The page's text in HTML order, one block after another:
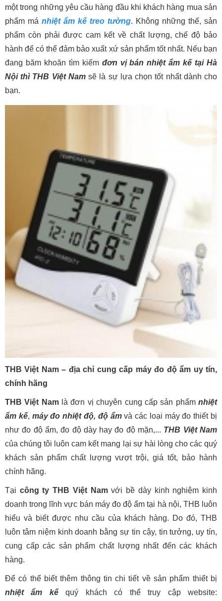
một trong những yêu cầu hàng đầu khi khách hàng mua sản
phẩm má nhiệt ẩm kế treo tường. Không những thế, sản
phẩm còn phải được cam kết về chất lượng, chế độ bảo
hành để có thể đảm bảo xuất xứ sản phẩm tốt nhất. Nếu bạn
đang băm khoăn tìm kiếm đơn vị bán nhiệt ẩm kế tại Hà
Nội thì THB Việt Namsẽ là sự lựa chọn tốt nhất dành cho
bạn.
THB Việt Nam – địa chỉ cung cấp máy đo độ ẩm uy tín,
chính hãng
THB Việt Namlà đơn vị chuyên cung cấp sản phẩmnhiệt
ẩm kế, máy đo nhiệt độ, độ ẩmvà các loại máy đo thiết bị
như đo độ ẩm, đo độ dày hay đo độ mặn,... THB Việt Nam
của chúng tôi luôn cam kết mang lại sự hài lòng cho các quý
khách sản phẩm chất lượng vượt trội, giá tốt, bảo hành
chính hãng.
Tại công ty THB Việt Namvới bề dày kinh nghiệm kinh
doanh trong lĩnh vực bán máy đo độ ẩm tại hà nội, THB luôn
hiểu và biết được nhu cầu của khách hàng. Do đó, THB
luôn tâm niệm kinh doanh bằng sự tin cậy, tin tưởng, uy tín,
cung cấp các sản phẩm chất lượng nhất đến các khách
hàng.
Để có thể biết thêm thông tin chi tiết về sản phẩm thiết bị
nhiệt ẩm kếquý khách có thể truy cập website: